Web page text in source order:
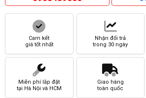
Cam kết
giá tốt nhất
Nhận đổi trả
trong 30 ngày
Miễn phí lắp đặt
tại Hà Nội và HCM
Giao hàng
toàn quốc